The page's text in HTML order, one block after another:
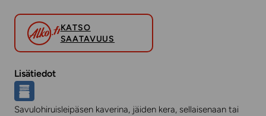
KATSO
SAATAVUUS
Lisätiedot
Savulohiruisleipäsen kaverina, jäiden kera, sellaisenaan tai